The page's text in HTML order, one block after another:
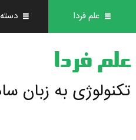
علم فردا
علم فردا
تکنولوژی به زبان